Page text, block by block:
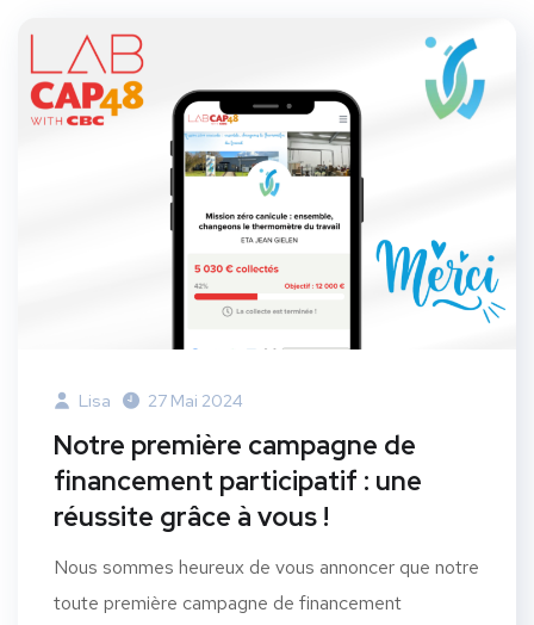
Lisa 27 Mai 2024
Notre première campagne de
financement participatif : une
réussite grâce à vous !
Nous sommes heureux de vous annoncer que notre
toute première campagne de financement